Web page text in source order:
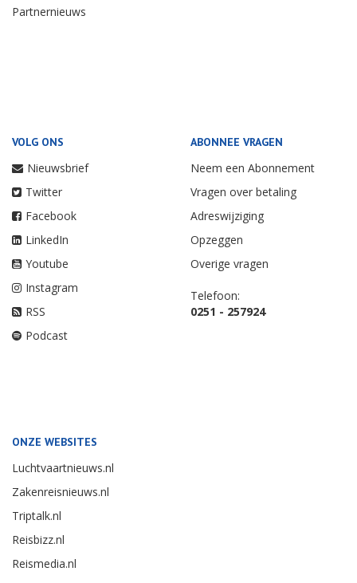
Partnernieuws
VOLG ONS
Nieuwsbrief
Twitter
Facebook
LinkedIn
Youtube
Instagram
RSS
Podcast
ABONNEE VRAGEN
Neem een Abonnement
Vragen over betaling
Adreswijziging
Opzeggen
Overige vragen
Telefoon:
0251 - 257924
ONZE WEBSITES
Luchtvaartnieuws.nl
Zakenreisnieuws.nl
Triptalk.nl
Reisbizz.nl
Reismedia.nl